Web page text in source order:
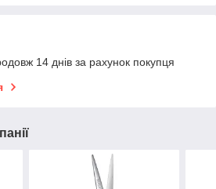
14 днів за рахунок покупця